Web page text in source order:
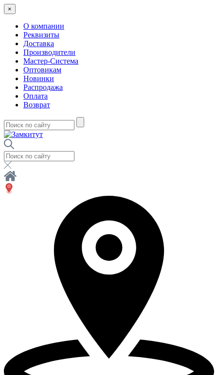
×
О компании
Реквизиты
Доставка
Производители
Мастер-Система
Оптовикам
Новинки
Распродажа
Оплата
Возврат